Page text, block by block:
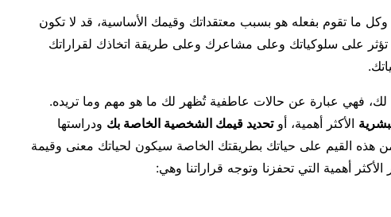
ما تقوم بفعله هو بسبب معتقداتك وقيمك الأساسية، قد لا تكون
على سلوكياتك وعلى مشاعرك وعلى طريقة اتخاذك لقراراتك
لك، فهي عبارة عن حالات عاطفية تُظهر لك ما هو مهم وما تريده.
الأكثر أهمية، أوتحديد قيمك الشخصية الخاصة بك ودراستها
هذه القيم على حياتك بطريقتك الخاصة سيكون لحياتك معنى وقيمة
أهمية التي تحفزنا وتوجه قراراتنا وهي: